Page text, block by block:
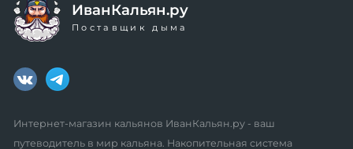
ИванКальян.ру
Поставщик дыма
Интернет-магазин кальянов ИванКальян.ру - ваш
путеводитель в мир кальяна. Накопительная система